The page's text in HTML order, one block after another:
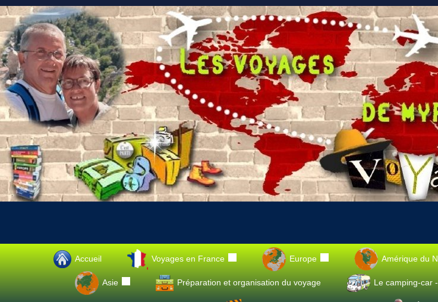
Accueil Voyages en France Europe Amérique du
Asie Préparation et organisation du voyage Le camping-car